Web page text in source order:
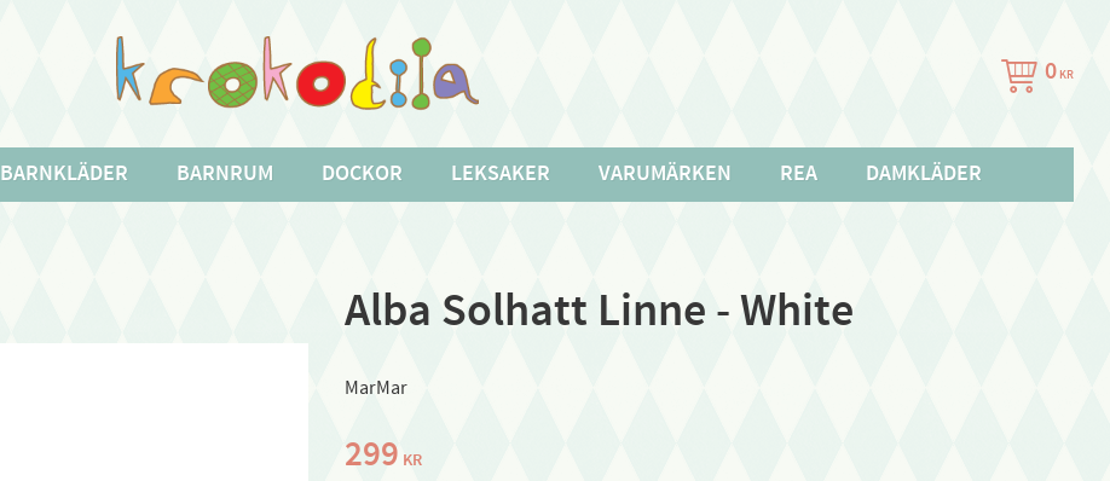
0 KR
BARNKLÄDER BARNRUM DOCKOR LEKSAKER VARUMÄRKEN REA DAMKLÄDER
Alba Solhatt Linne - White
MarMar
299 KR